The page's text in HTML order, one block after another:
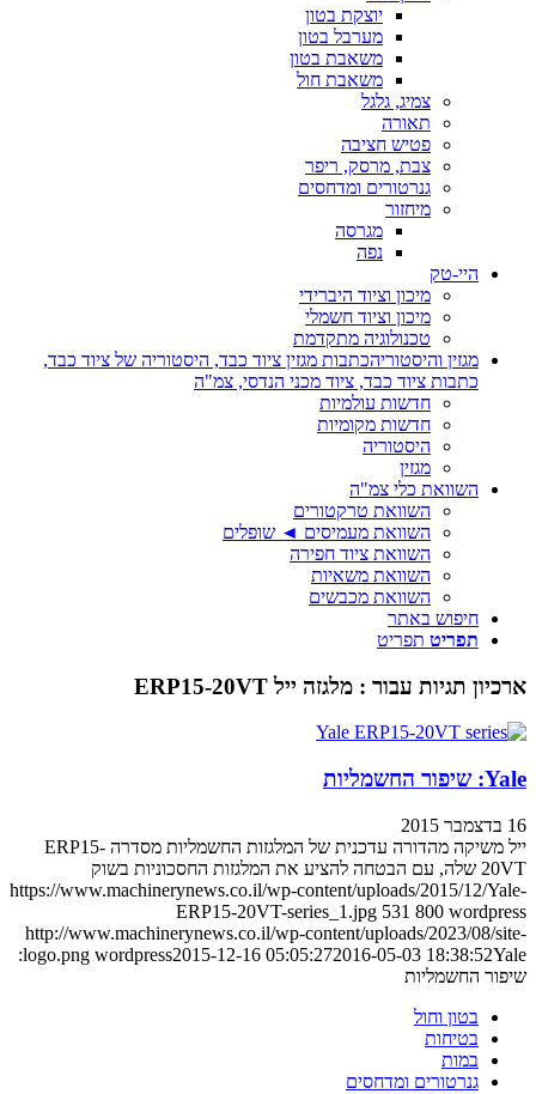
יוצקת בטון
מערבל בטון
משאבת בטון
משאבת חול
צמיג, גלגל
תאורה
פטיש חציבה
צבת, מרסק, ריפר
גנרטורים ומדחסים
מיחזור
מגרסה
נפה
היי-טק
מיכון וציוד היברידי
מיכון וציוד חשמלי
טכנולוגיה מתקדמת
מגזין והיסטוריהכתבות מגזין ציוד כבד, היסטוריה של ציוד כבד,
כתבות ציוד כבד, ציוד מכני הנדסי, צמ"ה
חדשות עולמיות
חדשות מקומיות
היסטוריה
מגזין
השוואת כלי צמ"ה
השוואת טרקטורים
השוואת מעמיסים ◄ שופלים
השוואת ציוד חפירה
השוואת משאיות
השוואת מכבשים
חיפוש באתר
תפריט תפריט
ארכיון תגיות עבור : מלגזה ייל ERP15-20VT
Yale: שיפור החשמליות
16 בדצמבר 2015
ייל משיקה מהדורה עדכנית של המלגזות החשמליות מסדרה ERP15-
20VT שלה, עם הבטחה להציע את המלגזות החסכוניות בשוק
https://www.machinerynews.co.il/wp-content/uploads/2015/12/Yale-
ERP15-20VT-series_1.jpg 531 800 wordpress
http://www.machinerynews.co.il/wp-content/uploads/2023/08/site-
logo.png wordpress2015-12-16 05:05:272016-05-03 18:38:52
Yale:
שיפור החשמליות
בטון וחול
בטיחות
במות
גנרטורים ומדחסים